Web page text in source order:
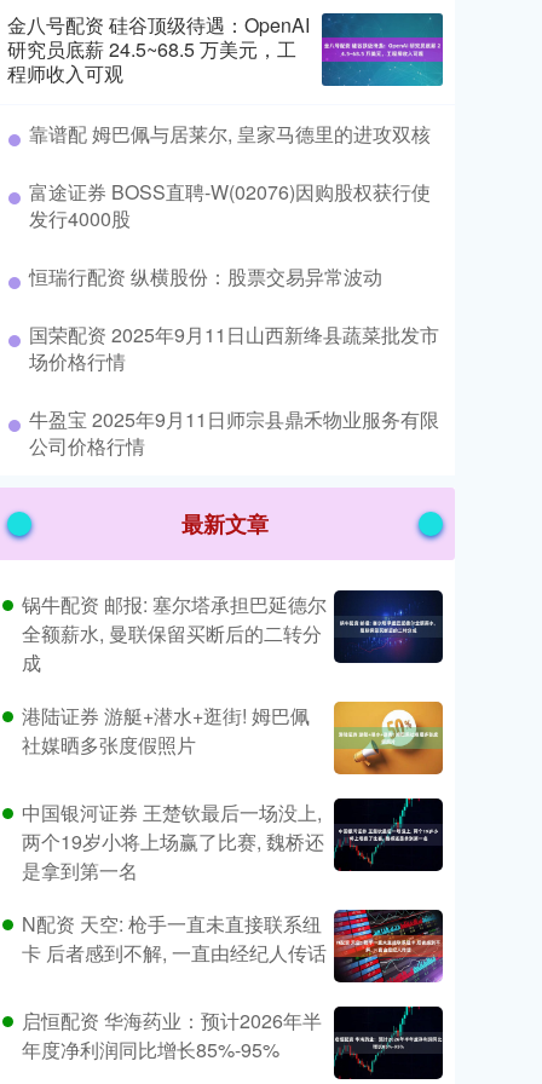
金八号配资 硅谷顶级待遇：OpenAI
研究员底薪 24.5~68.5 万美元，工
程师收入可观
​靠谱配 姆巴佩与居莱尔, 皇家马德里的进攻双核
​富途证券 BOSS直聘-W(02076)因购股权获行使
发行4000股
​恒瑞行配资 纵横股份：股票交易异常波动
​国荣配资 2025年9月11日山西新绛县蔬菜批发市
场价格行情
​牛盈宝 2025年9月11日师宗县鼎禾物业服务有限
公司价格行情
最新文章
锅牛配资 邮报: 塞尔塔承担巴延德尔
全额薪水, 曼联保留买断后的二转分
成
港陆证券 游艇+潜水+逛街! 姆巴佩
社媒晒多张度假照片
中国银河证券 王楚钦最后一场没上,
两个19岁小将上场赢了比赛, 魏桥还
是拿到第一名
N配资 天空: 枪手一直未直接联系纽
卡 后者感到不解, 一直由经纪人传话
启恒配资 华海药业：预计2026年半
年度净利润同比增长85%-95%